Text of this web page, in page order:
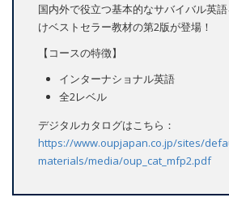
国内外で役立つ基本的なサバイバル英
けベストセラー教材の第2版が登場！
【コースの特徴】
インターナショナル英語
全2レベル
デジタルカタログはこちら：
https://www.oupjapan.co.jp/sites/
materials/media/oup_cat_mfp2.pdf